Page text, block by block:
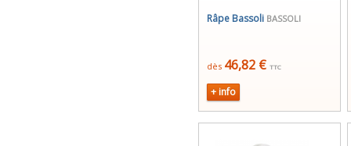
Râpe Bassoli BASSOLI
dès 46,82 € TTC
+ info